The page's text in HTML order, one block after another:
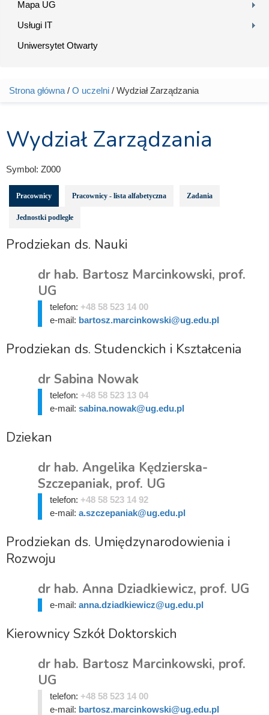
Mapa UG
Usługi IT
Uniwersytet Otwarty
Jesteś tutaj
Strona główna / O uczelni / Wydział Zarządzania
Wydział Zarządzania
Symbol: Z000
Pracownicy Pracownicy - lista alfabetyczna Zadania
Jednostki podległe
Prodziekan ds. Nauki
dr hab. Bartosz Marcinkowski, prof.
UG
telefon: +48 58 523 14 00
e-mail: bartosz.marcinkowski@ug.edu.pl
Prodziekan ds. Studenckich i Kształcenia
dr Sabina Nowak
telefon: +48 58 523 13 04
e-mail: sabina.nowak@ug.edu.pl
Dziekan
dr hab. Angelika Kędzierska-
Szczepaniak, prof. UG
telefon: +48 58 523 14 92
e-mail: a.szczepaniak@ug.edu.pl
Prodziekan ds. Umiędzynarodowienia i
Rozwoju
dr hab. Anna Dziadkiewicz, prof. UG
e-mail: anna.dziadkiewicz@ug.edu.pl
Kierownicy Szkół Doktorskich
dr hab. Bartosz Marcinkowski, prof.
UG
telefon: +48 58 523 14 00
e-mail: bartosz.marcinkowski@ug.edu.pl